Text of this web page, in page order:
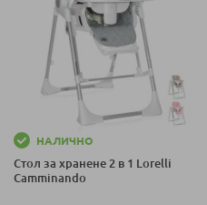
НАЛИЧНО
Стол за хранене 2 в 1 Lorelli
Camminando